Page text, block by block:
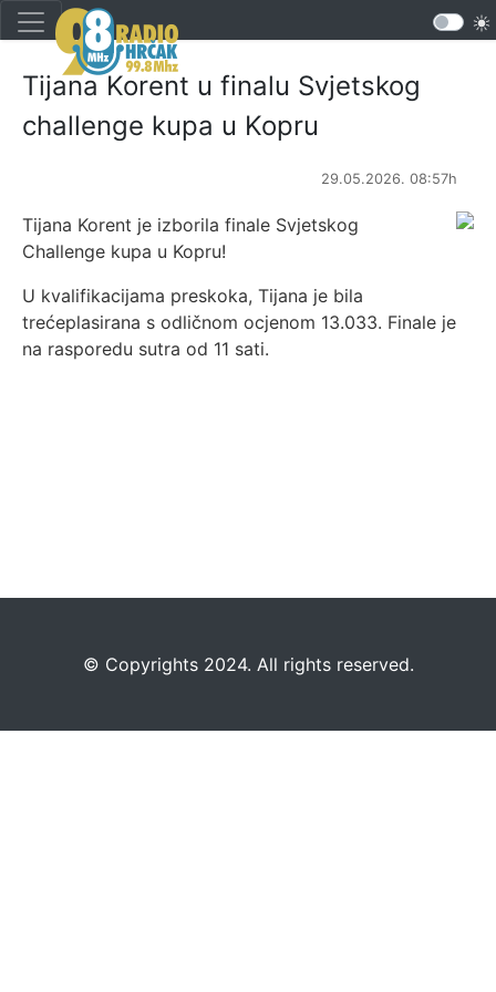
Tijana Korent u finalu Svjetskog
challenge kupa u Kopru
29.05.2026. 08:57h
Tijana Korent je izborila finale Svjetskog
Challenge kupa u Kopru!
U kvalifikacijama preskoka, Tijana je bila
trećeplasirana s odličnom ocjenom 13.033. Finale je
na rasporedu sutra od 11 sati.
©️ Copyrights 2024. All rights reserved.